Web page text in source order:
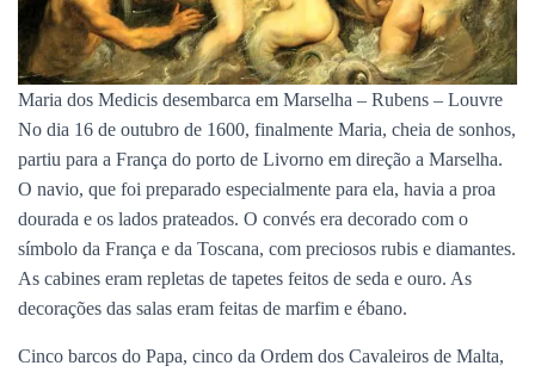
Maria dos Medicis desembarca em Marselha – Rubens – Louvre
No dia 16 de outubro de 1600, finalmente Maria, cheia de sonhos,
partiu para a França do porto de Livorno em direção a Marselha.
O navio, que foi preparado especialmente para ela, havia a proa
dourada e os lados prateados. O convés era decorado com o
símbolo da França e da Toscana, com preciosos rubis e diamantes.
As cabines eram repletas de tapetes feitos de seda e ouro. As
decorações das salas eram feitas de marfim e ébano.
Cinco barcos do Papa, cinco da Ordem dos Cavaleiros de Malta,